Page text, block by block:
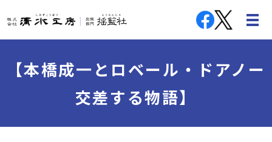
【本橋成一とロベール・ドアノー
交差する物語】